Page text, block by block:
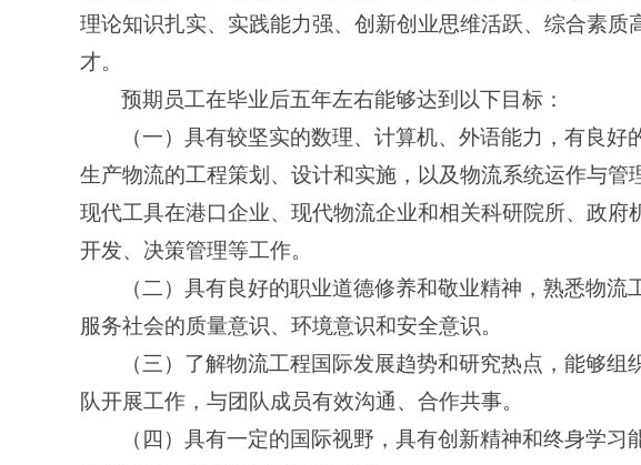
理论知识扎实、实践能力强、创新创业思维活跃、综合素质
才。
预期员工在毕业后五年左右能够达到以下目标：
（一）具有较坚实的数理、计算机、外语能力，有良好
生产物流的工程策划、设计和实施，以及物流系统运作与管
现代工具在港口企业、现代物流企业和相关科研院所、政府
开发、决策管理等工作。
（二）具有良好的职业道德修养和敬业精神，熟悉物
服务社会的质量意识、环境意识和安全意识。
（三）了解物流工程国际发展趋势和研究热点，能够
队开展工作，与团队成员有效沟通、合作共事。
（四）具有一定的国际视野，具有创新精神和终身学